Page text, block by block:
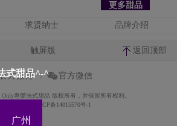
更多甜品
式甜品^-^
广州
求贤纳士 品牌介绍
触屏版 返回顶部
方微博 官方微信
Only專愛法式甜品 版权所有，并保留所有权利。
备案证书号:粤ICP备14015570号-1